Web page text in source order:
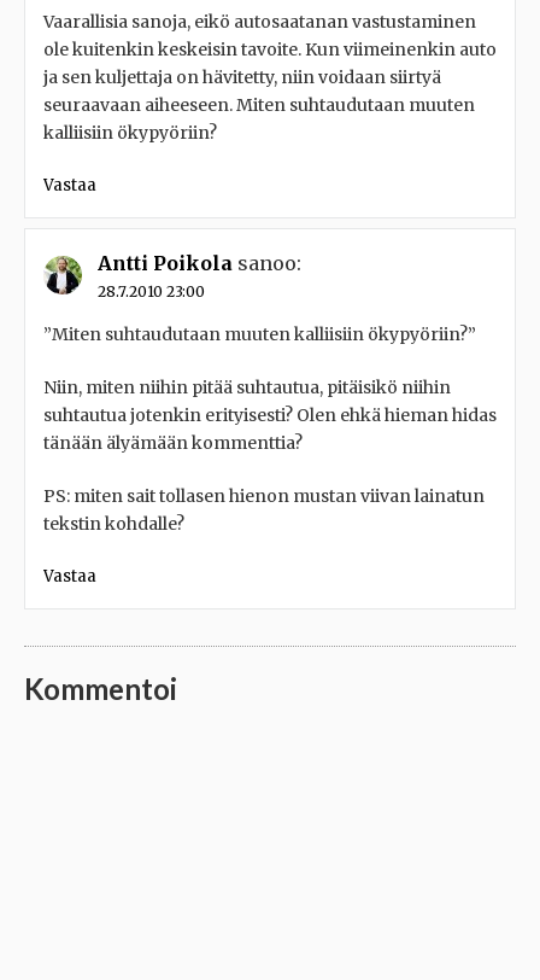
Vaarallisia sanoja, eikö autosaatanan vastustaminen
ole kuitenkin keskeisin tavoite. Kun viimeinenkin auto
ja sen kuljettaja on hävitetty, niin voidaan siirtyä
seuraavaan aiheeseen. Miten suhtaudutaan muuten
kalliisiin ökypyöriin?
Vastaa
Antti Poikola sanoo:
28.7.2010 23:00
”Miten suhtaudutaan muuten kalliisiin ökypyöriin?”
Niin, miten niihin pitää suhtautua, pitäisikö niihin
suhtautua jotenkin erityisesti? Olen ehkä hieman hidas
tänään älyämään kommenttia?
PS: miten sait tollasen hienon mustan viivan lainatun
tekstin kohdalle?
Vastaa
Kommentoi